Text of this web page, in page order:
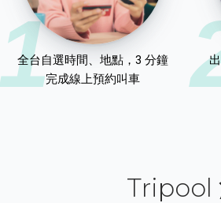
1
全台自選時間、地點，3 分鐘
完成線上預約叫車
Tripool